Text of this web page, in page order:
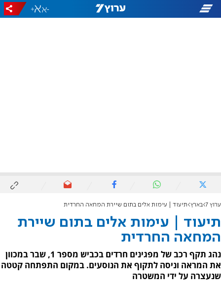
-
+
ערוץ 7 בארץ תיעוד | עימות אלים בתום שיירת המחאה החרדית
תיעוד | עימות אלים בתום שיירת
המחאה החרדית
נהג תקף רכב של מפגינים חרדים בכביש מספר 1, שבר במכוון
את המראה וניסה לתקוף את הנוסעים. במקום התפתחה קטטה
שנעצרה על ידי המשטרה